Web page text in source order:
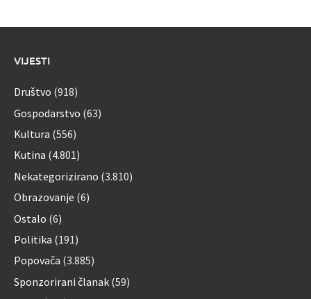
VIJESTI
Društvo (918)
Gospodarstvo (63)
Kultura (556)
Kutina (4.801)
Nekategorizirano (3.810)
Obrazovanje (6)
Ostalo (6)
Politika (191)
Popovača (3.885)
Sponzorirani članak (59)